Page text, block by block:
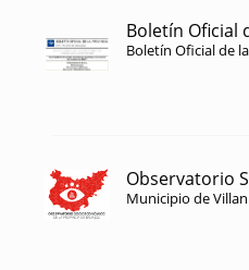
Boletín Oficial
Boletín Oficial de
Observatorio
Municipio de